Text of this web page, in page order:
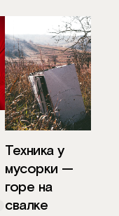
Техника у
мусорки —
горе на
свалке